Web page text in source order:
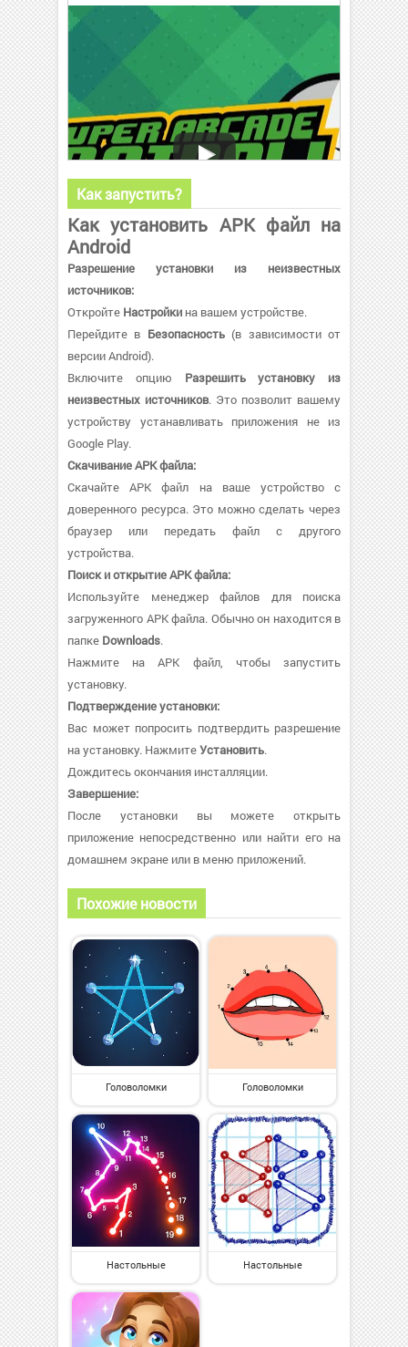
Как запустить?
Как установить APK файл на
Android
Разрешение установки из неизвестных
источников:
Откройте Настройки на вашем устройстве.
Перейдите в Безопасность(в зависимости от
версии Android).
Включите опцию Разрешить установку из
неизвестных источников. Это позволит вашему
устройству устанавливать приложения не из
Google Play.
Скачивание APK файла:
Скачайте APK файл на ваше устройство с
доверенного ресурса. Это можно сделать через
браузер или передать файл с другого
устройства.
Поиск и открытие APK файла:
Используйте менеджер файлов для поиска
загруженного APK файла. Обычно он находится в
папке Downloads.
Нажмите на APK файл, чтобы запустить
установку.
Подтверждение установки:
Вас может попросить подтвердить разрешение
на установку. НажмитеУстановить.
Дождитесь окончания инсталляции.
Завершение:
После установки вы можете открыть
приложение непосредственно или найти его на
домашнем экране или в меню приложений.
Похожие новости
Головоломки Головоломки
Настольные Настольные